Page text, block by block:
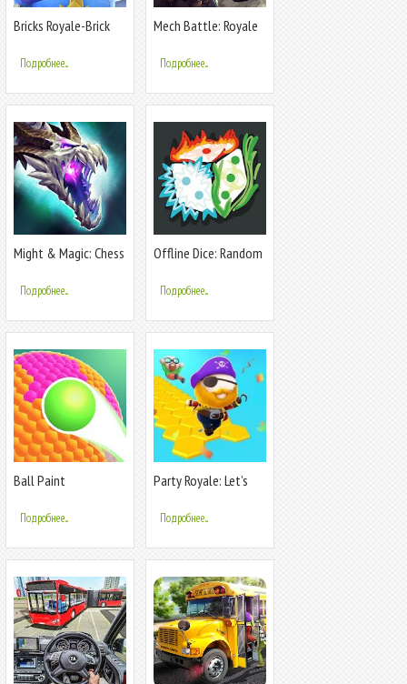
Bricks Royale-Brick
Подробнее...
Mech Battle: Royale
Подробнее...
Might & Magic: Chess
Подробнее...
Offline Dice: Random
Подробнее...
Ball Paint
Подробнее...
Party Royale: Let’s
Подробнее...